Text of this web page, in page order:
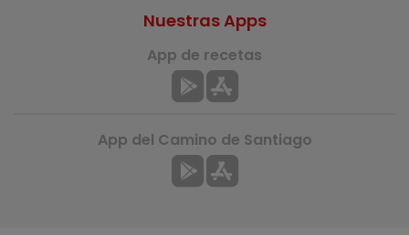
Nuestras Apps
App de recetas
App del Camino de Santiago